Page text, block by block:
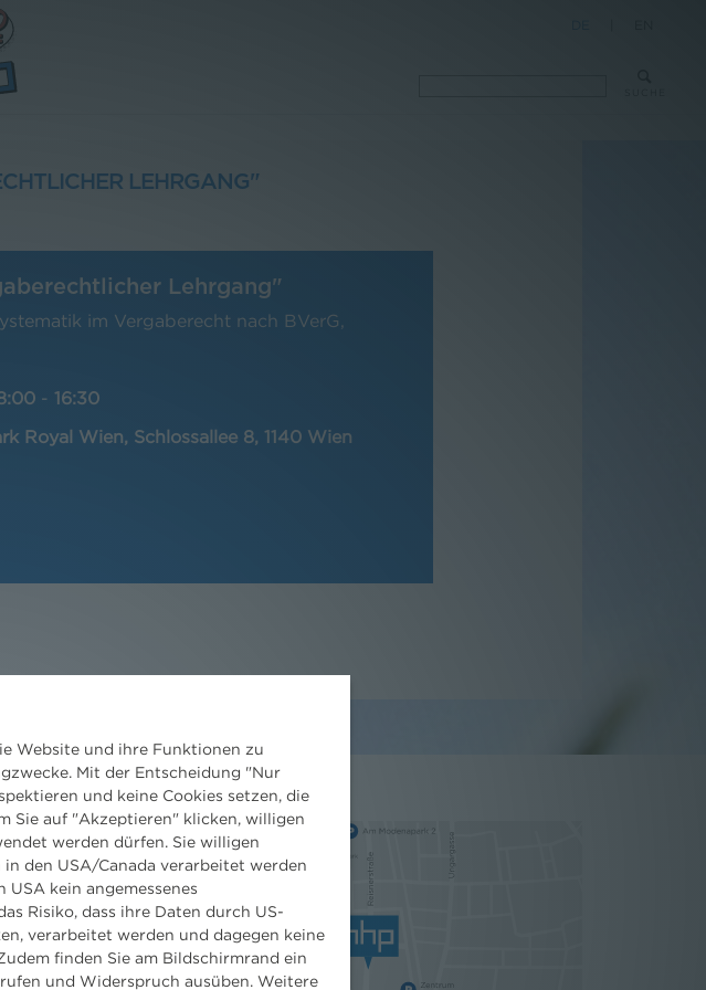
LEHRGANG"
Lehrgang"
im Vergaberecht nach BVerG,
- 16:30
Royal Wien, Schlossallee 8, 1140 Wien
Wien
Website und ihre Funktionen zu
Mit der Entscheidung "Nur
und keine Cookies setzen, die
Sie auf "Akzeptieren" klicken, willigen
werden dürfen. Sie willigen
in den USA/Canada verarbeitet werden
kein angemessenes
Risiko, dass ihre Daten durch US-
verarbeitet werden und dagegen keine
finden Sie am Bildschirmrand ein
und Widerspruch ausüben. Weitere